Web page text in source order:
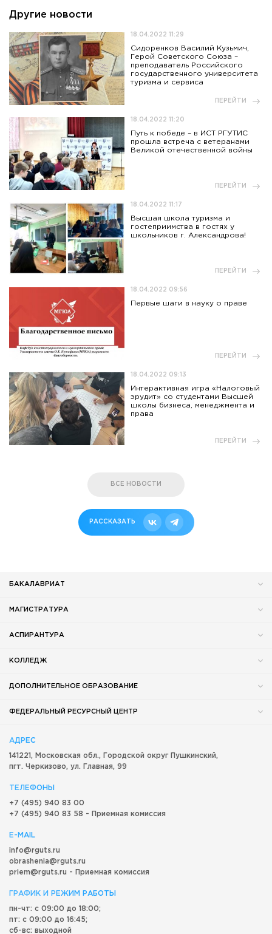
Другие новости
18.04.2022 11:29
Сидоренков Василий Кузьмич,
Герой Советского Союза –
преподаватель Российского
государственного университета
туризма и сервиса
ПЕРЕЙТИ
18.04.2022 11:20
Путь к победе – в ИСТ РГУТИС
прошла встреча с ветеранами
Великой отечественной войны
ПЕРЕЙТИ
18.04.2022 11:17
Высшая школа туризма и
гостеприимства в гостях у
школьников г. Александрова!
ПЕРЕЙТИ
18.04.2022 09:56
Первые шаги в науку о праве
ПЕРЕЙТИ
18.04.2022 09:13
Интерактивная игра «Налоговый
эрудит» со студентами Высшей
школы бизнеса, менеджмента и
права
ПЕРЕЙТИ
ВСЕ НОВОСТИ
РАССКАЗАТЬ
БАКАЛАВРИАТ
МАГИСТРАТУРА
АСПИРАНТУРА
КОЛЛЕДЖ
ДОПОЛНИТЕЛЬНОЕ ОБРАЗОВАНИЕ
ФЕДЕРАЛЬНЫЙ РЕСУРСНЫЙ ЦЕНТР
АДРЕС
141221, Московская обл., Городской округ Пушкинский,
пгт. Черкизово, ул. Главная, 99
ТЕЛЕФОНЫ
+7 (495) 940 83 00
+7 (495) 940 83 58 - Приемная комиссия
E-MAIL
info@rguts.ru
obrashenia@rguts.ru
priem@rguts.ru - Приемная комиссия
ГРАФИК И РЕЖИМ РАБОТЫ
пн-чт: с 09:00 до 18:00;
пт: с 09:00 до 16:45;
сб-вс: выходной